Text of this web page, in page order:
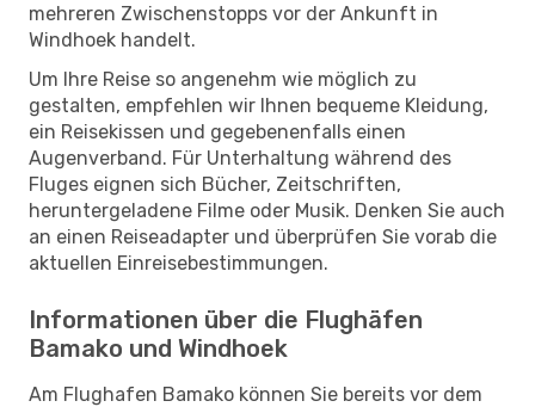
mehreren Zwischenstopps vor der Ankunft in
Windhoek handelt.
Um Ihre Reise so angenehm wie möglich zu
gestalten, empfehlen wir Ihnen bequeme Kleidung,
ein Reisekissen und gegebenenfalls einen
Augenverband. Für Unterhaltung während des
Fluges eignen sich Bücher, Zeitschriften,
heruntergeladene Filme oder Musik. Denken Sie auch
an einen Reiseadapter und überprüfen Sie vorab die
aktuellen Einreisebestimmungen.
Informationen über die Flughäfen
Bamako und Windhoek
Am Flughafen Bamako können Sie bereits vor dem